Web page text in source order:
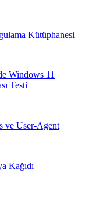
Kütüphanesi
Windows 11
Testi
ve User-Agent
Kağıdı